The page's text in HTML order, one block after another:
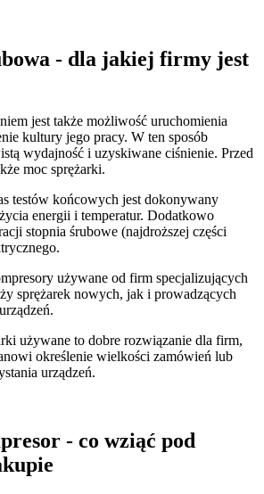
- dla jakiej firmy jest
jest także możliwość uruchomienia
kultury jego pracy. W ten sposób
wydajność i uzyskiwane ciśnienie. Przed
moc sprężarki.
testów końcowych jest dokonywany
energii i temperatur. Dodatkowo
stopnia śrubowe (najdroższej części
używane od firm specjalizujących
sprężarek nowych, jak i prowadzących
używane to dobre rozwiązanie dla firm,
określenie wielkości zamówień lub
urządzeń.
- co wziąć pod